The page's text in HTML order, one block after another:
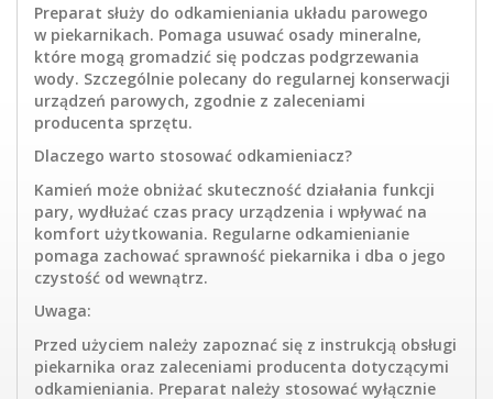
Preparat służy do odkamieniania układu parowego
w piekarnikach. Pomaga usuwać osady mineralne,
które mogą gromadzić się podczas podgrzewania
wody. Szczególnie polecany do regularnej konserwacji
urządzeń parowych, zgodnie z zaleceniami
producenta sprzętu.
Dlaczego warto stosować odkamieniacz?
Kamień może obniżać skuteczność działania funkcji
pary, wydłużać czas pracy urządzenia i wpływać na
komfort użytkowania. Regularne odkamienianie
pomaga zachować sprawność piekarnika i dba o jego
czystość od wewnątrz.
Uwaga:
Przed użyciem należy zapoznać się z instrukcją obsługi
piekarnika oraz zaleceniami producenta dotyczącymi
odkamieniania. Preparat należy stosować wyłącznie